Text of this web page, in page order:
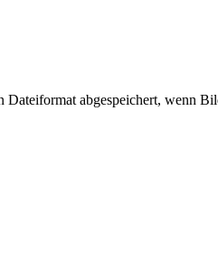
abgespeichert, wenn